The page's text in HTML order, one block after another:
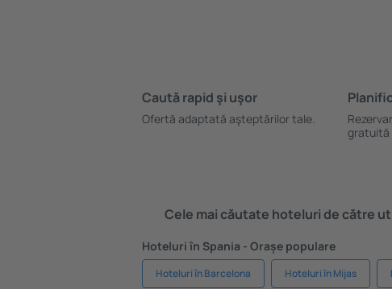
Caută rapid şi uşor
Ofertă adaptată aşteptărilor tale.
gratuită
Cele mai căutate hoteluri de către
Hoteluri în Spania - Orașe populare
Hoteluri în Barcelona Hoteluri în Mijas